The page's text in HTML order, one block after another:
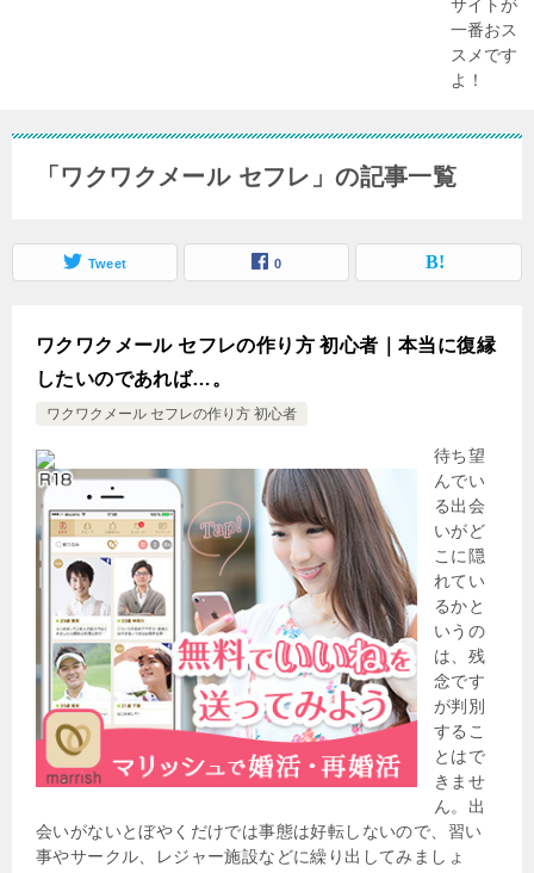
「ワクワクメール セフレ」の記事一覧
Tweet 0
ワクワクメール セフレの作り方 初心者｜本当に復縁
したいのであれば…。
ワクワクメール セフレの作り方 初心者
待ち望
んでい
る出会
いがど
こに隠
れてい
るかと
いうの
は、残
念です
が判別
するこ
とはで
きませ
ん。出
会いがないとぼやくだけでは事態は好転しないので、習い
事やサークル、レジャー施設などに繰り出してみましょ